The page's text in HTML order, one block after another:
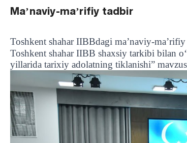
Maʼnaviy-maʼrifiy tadbir
Toshkent shahar IIBBdagi maʼnaviy-
Toshkent shahar IIBB shaxsiy tarkibi bilan
yillarida tarixiy adolatning tiklanishi”